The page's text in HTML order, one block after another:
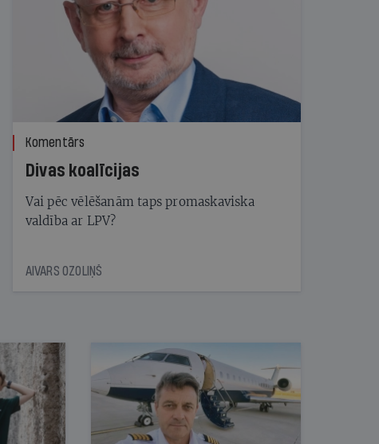
Komentārs
Divas koalīcijas
Vai pēc vēlēšanām taps promaskaviska
valdība ar LPV?
AIVARS OZOLIŅŠ